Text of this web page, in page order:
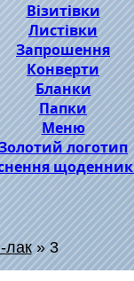
Візитівки
Листівки
Запрошення
Конверти
Бланки
Папки
Меню
логотип
лак»3